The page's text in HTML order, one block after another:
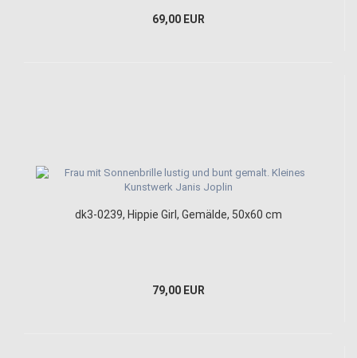
69,00 EUR
dk3-0239, Hippie Girl, Gemälde, 50x60 cm
79,00 EUR